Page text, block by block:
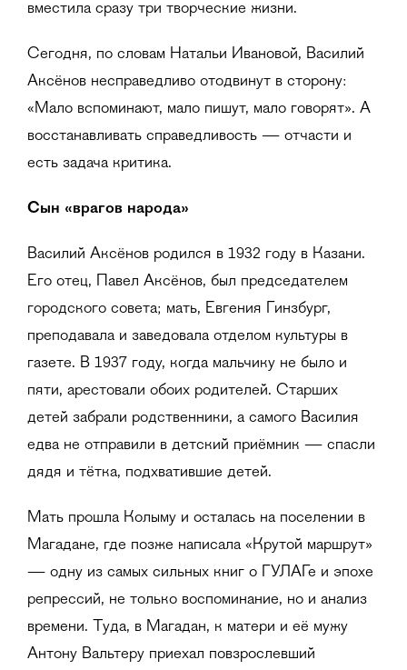
вместила сразу три творческие жизни.
Сегодня, по словам Натальи Ивановой, Василий
Аксёнов несправедливо отодвинут в сторону:
«Мало вспоминают, мало пишут, мало говорят». А
восстанавливать справедливость — отчасти и
есть задача критика.
Сын «врагов народа»
Василий Аксёнов родился в 1932 году в Казани.
Его отец, Павел Аксёнов, был председателем
городского совета; мать, Евгения Гинзбург,
преподавала и заведовала отделом культуры в
газете. В 1937 году, когда мальчику не было и
пяти, арестовали обоих родителей. Старших
детей забрали родственники, а самого Василия
едва не отправили в детский приёмник — спасли
дядя и тётка, подхватившие детей.
Мать прошла Колыму и осталась на поселении в
Магадане, где позже написала «Крутой маршрут»
— одну из самых сильных книг о ГУЛАГе и эпохе
репрессий, не только воспоминание, но и анализ
времени. Туда, в Магадан, к матери и её мужу
Антону Вальтеру приехал повзрослевший